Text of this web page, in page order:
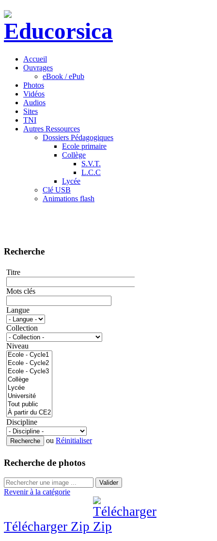
Accueil
Ouvrages
eBook / ePub
Photos
Vidéos
Audios
Sites
TNI
Autres Ressources
Dossiers Pédagogiques
Ecole primaire
Collège
S.V.T.
L.C.C
Lycée
Clé USB
Animations flash
Recherche
Titre
Mots clés
Langue
Collection
Niveau
Discipline
ou Réinitialiser
Recherche de photos
Valider
Revenir à la catégorie
Télécharger Zip